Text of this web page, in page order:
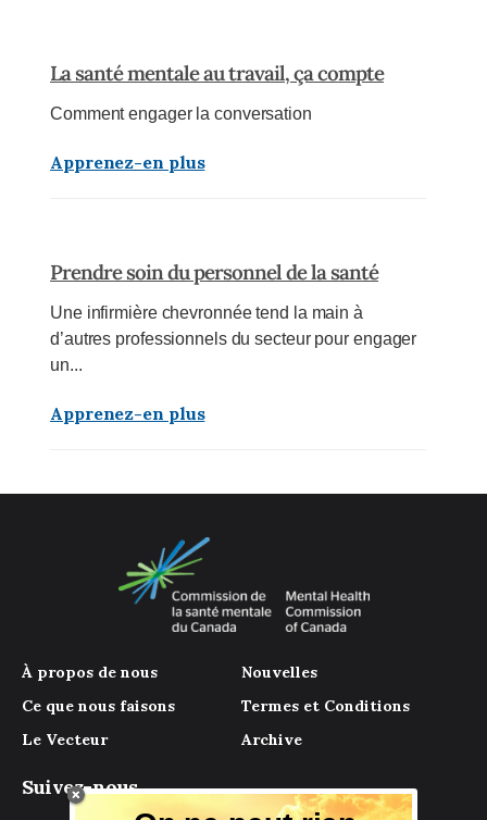
La santé mentale au travail, ça compte
Comment engager la conversation
Apprenez-en plus
Prendre soin du personnel de la santé
Une infirmière chevronnée tend la main à
d’autres professionnels du secteur pour engager
un...
Apprenez-en plus
À propos de nous
Ce que nous faisons
Le Vecteur
Nouvelles
Termes et Conditions
Archive
Suivez-nous